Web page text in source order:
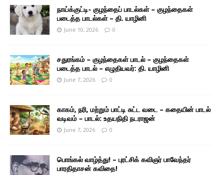
நாய்க்குட்டி- குழந்தைப் பாடல்கள் – குழந்தைகள்
படைத்த பாடல்கள் – தி. யாழினி
June 10, 2026 0
சதுரங்கம் – குழந்தைகள் பாடல் – குழந்தைகள்
படைத்த பாடல் – எழுதியவர்: தி. யாழினி
June 7, 2026 0
காகம், நரி, மற்றும் பாட்டி சுட்ட வடை – கதையின் பாடல்
வடிவம் – பாடல்: உதயநிதி நடராஜன்
June 7, 2026 0
பொங்கல் வாழ்த்து! – புரட்சிக் கவிஞர் பாவேந்தர்
பாரதிதாசன் கவிதை!